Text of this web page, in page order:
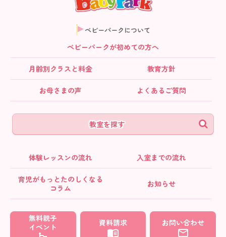
ベビーパークについて
ベビーパークが初めての方へ
月齢別クラス と料金 教育方針
お母さまの声 よくあるご質問
教室を探す
体験レッスンの流れ 入室までの流れ
育児がもっとたのしくなる
コラム
お知らせ
無料親子
イベント
資料請求 お問い合わせ